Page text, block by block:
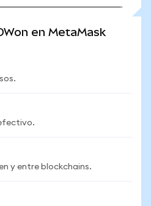
en MetaMask
y entre blockchains.